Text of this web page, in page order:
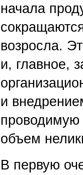
начала
возросла.
и, главное,
и
проводимую
объем
В первую